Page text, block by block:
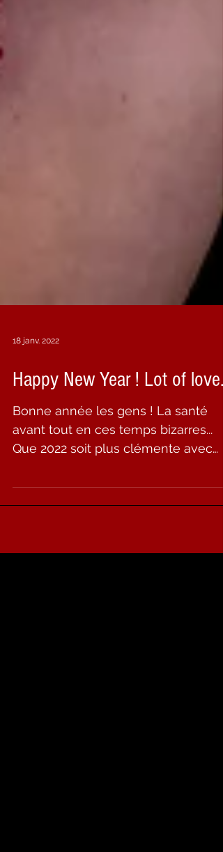
18 janv. 2022
Happy New Year ! Lot of love...
Bonne année les gens ! La santé
Que 2022 soit plus clémente avec
vous. Que vos projets retardés...